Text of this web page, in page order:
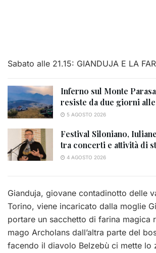
Sabato alle 21.15: GIANDUJA E LA
Inferno sul Monte
resiste da due giorni
5 AGOSTO 2026
Festival Siloniano,
tra concerti e attività di
4 AGOSTO 2026
Gianduja, giovane contadinotto delle
Torino, viene incaricato dalla moglie
portare un sacchetto di farina magica
mago Archolans dall’altra parte del
facendo il diavolo Belzebù ci mette lo